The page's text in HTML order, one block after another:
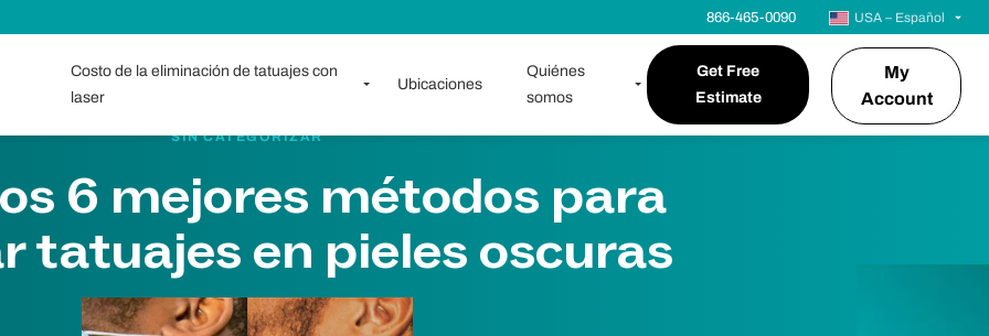
866-465-0090 USA – Español
Costo de la eliminación de tatuajes con
laser
Ubicaciones
Quiénes
somos
Get Free
Estimate
My
Account
SIN CATEGORIZAR
6 mejores métodos para
tatuajes en pieles oscuras